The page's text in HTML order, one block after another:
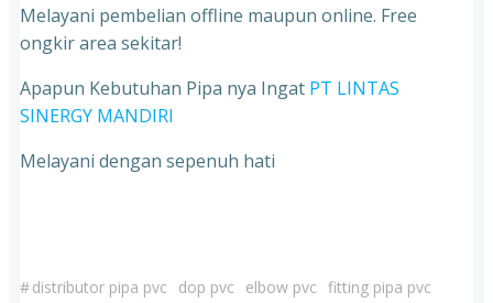
Melayani pembelian offline maupun online. Free
ongkir area sekitar!
Apapun Kebutuhan Pipa nya Ingat PT LINTAS
SINERGY MANDIRI
Melayani dengan sepenuh hati
#distributor pipa pvc dop pvc elbow pvc fitting pipa pvc